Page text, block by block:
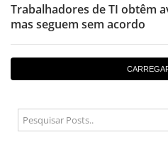
Trabalhadores de TI obtêm
mas seguem sem acordo